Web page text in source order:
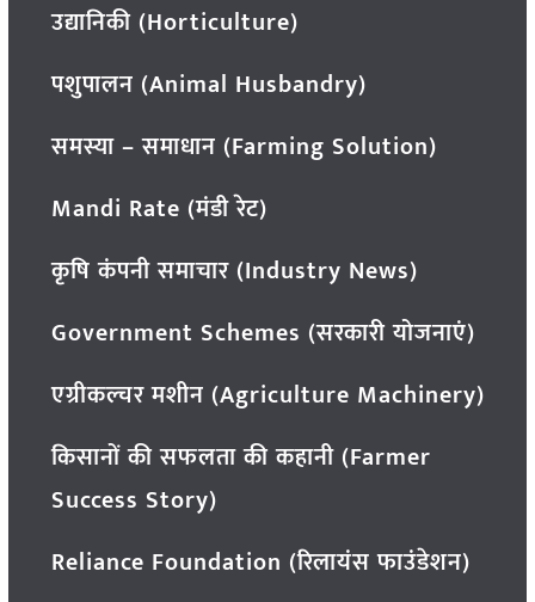
उद्यानिकी (Horticulture)
पशुपालन (Animal Husbandry)
समस्या – समाधान (Farming Solution)
Mandi Rate (मंडी रेट)
कृषि कंपनी समाचार (Industry News)
Government Schemes (सरकारी योजनाएं)
एग्रीकल्चर मशीन (Agriculture Machinery)
किसानों की सफलता की कहानी (Farmer
Success Story)
Reliance Foundation (रिलायंस फाउंडेशन)